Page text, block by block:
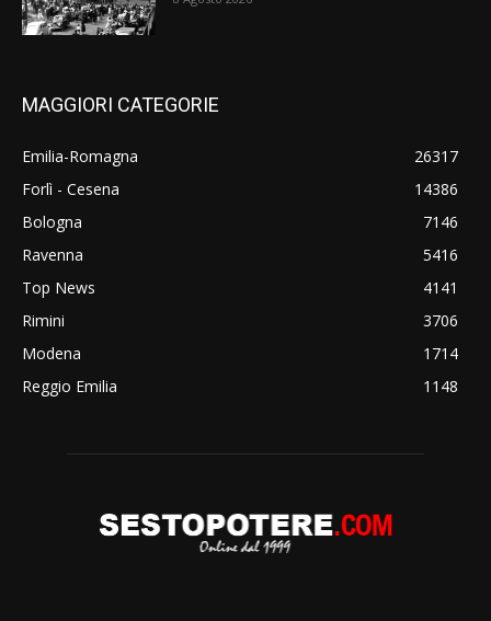
MAGGIORI CATEGORIE
Emilia-Romagna
26317
Forlì - Cesena
14386
Bologna
7146
Ravenna
5416
Top News
4141
Rimini
3706
Modena
1714
Reggio Emilia
1148